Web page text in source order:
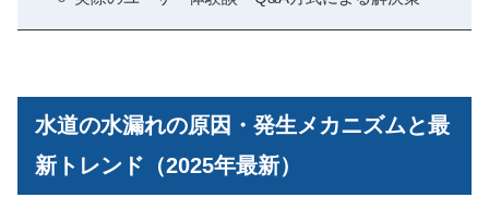
水道の水漏れの原因・発生メカニズムと最
新トレンド（2025年最新）